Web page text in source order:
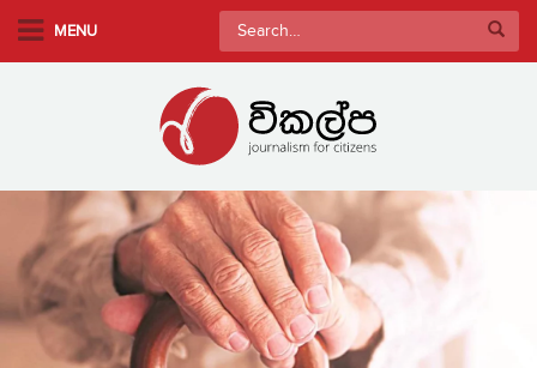
m
MENU
Search
for: